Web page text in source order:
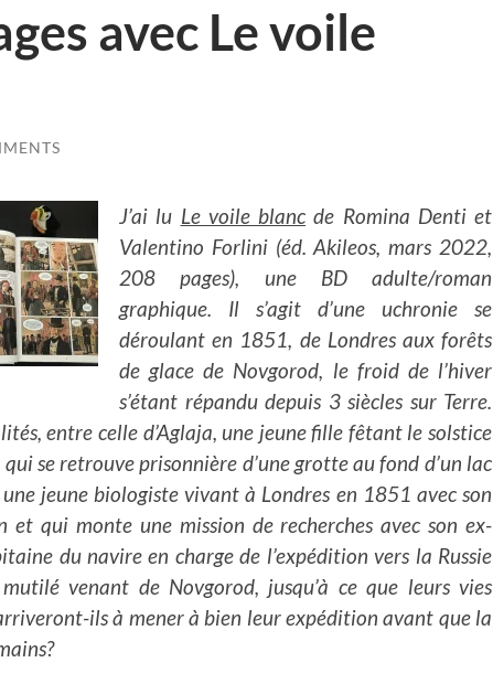
avec Le voile
J’ai lu Le voile blanc de Romina Denti et
Valentino Forlini (éd. Akileos, mars 2022,
208 pages), une BD adulte/roman
graphique. Il s’agit d’une uchronie se
déroulant en 1851, de Londres aux forêts
de glace de Novgorod, le froid de l’hiver
s’étant répandu depuis 3 siècles sur Terre.
entre celle d’Aglaja, une jeune fille fêtant le solstice
se retrouve prisonnière d’une grotte au fond d’un lac
jeune biologiste vivant à Londres en 1851 avec son
qui monte une mission de recherches avec son ex-
du navire en charge de l’expédition vers la Russie
venant de Novgorod, jusqu’à ce que leurs vies
ils à mener à bien leur expédition avant que la